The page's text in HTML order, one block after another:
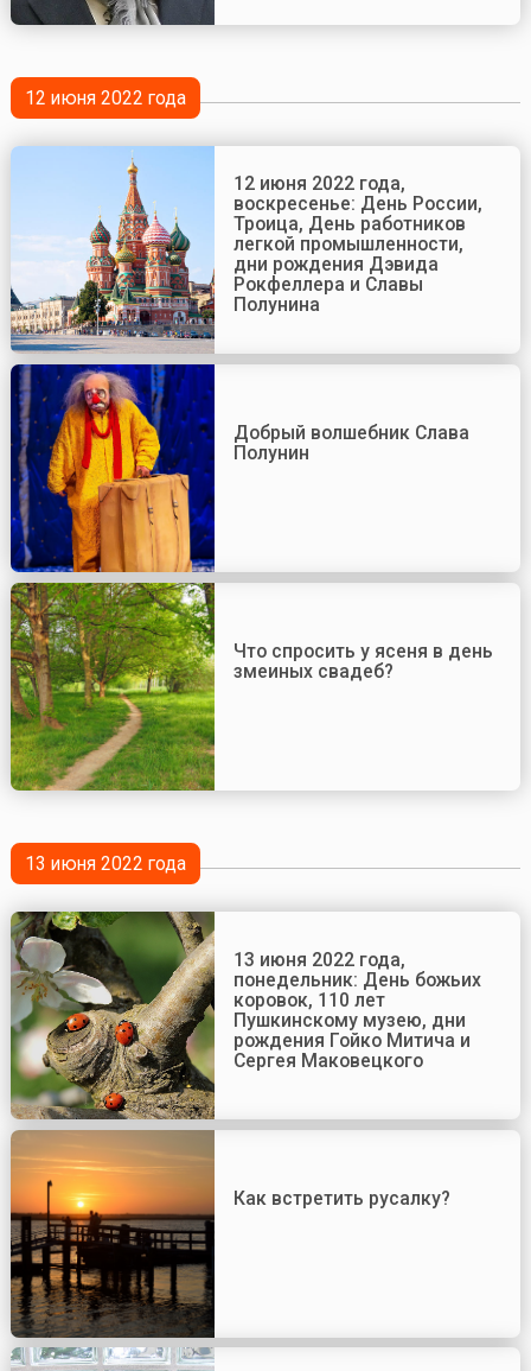
12 июня 2022 года
12 июня 2022 года,
воскресенье: День России,
Троица, День работников
легкой промышленности,
дни рождения Дэвида
Рокфеллера и Славы
Полунина
Добрый волшебник Слава
Полунин
Что спросить у ясеня в день
змеиных свадеб?
13 июня 2022 года
13 июня 2022 года,
понедельник: День божьих
коровок, 110 лет
Пушкинскому музею, дни
рождения Гойко Митича и
Сергея Маковецкого
Как встретить русалку?